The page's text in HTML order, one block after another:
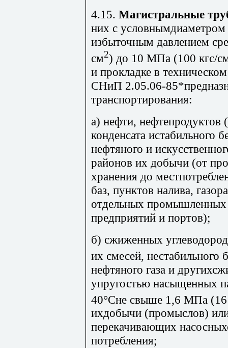
4.15. Магистральные
них с
избыточным давлением
см2) до 10 МПа (100 кгс/
и прокладке в
СНиП 2.05.06-
транспортирования:
а) нефти, нефтепродуктов
конденсата истабильного
нефтяного и
районов их добычи (от
хранения до
баз, пунктов налива,
отдельных промышленных
предприятий и портов);
б) сжиженных
их смесей, нестабильного
нефтяного газа и
упругостью насыщенных
40°Сне свыше 1,6 МПа (16
ихдобычи (промыслов)
перекачивающих
потребления;